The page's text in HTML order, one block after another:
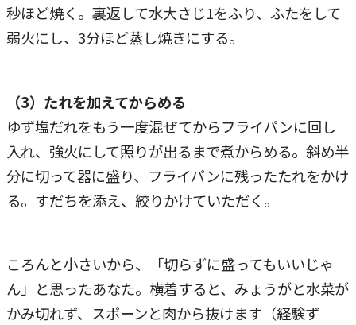
秒ほど焼く。裏返して水大さじ1をふり、ふたをして
弱火にし、3分ほど蒸し焼きにする。
（3）たれを加えてからめる
ゆず塩だれをもう一度混ぜてからフライパンに回し
入れ、強火にして照りが出るまで煮からめる。斜め半
分に切って器に盛り、フライパンに残ったたれをかけ
る。すだちを添え、絞りかけていただく。
ころんと小さいから、「切らずに盛ってもいいじゃ
ん」と思ったあなた。横着すると、みょうがと水菜が
かみ切れず、スポーンと肉から抜けます（経験ず